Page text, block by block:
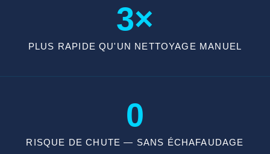
3×
PLUS RAPIDE QU'UN NETTOYAGE MANUEL
0
RISQUE DE CHUTE — SANS ÉCHAFAUDAGE